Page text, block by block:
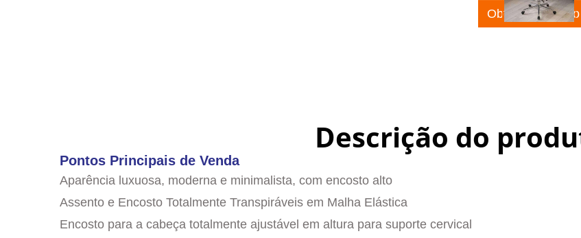
Obter orçamento
Descrição do
Pontos Principais de Venda
Aparência luxuosa, moderna e minimalista, com encosto alto
Assento e Encosto Totalmente Transpiráveis em Malha Elástica
Encosto para a cabeça totalmente ajustável em altura para suporte cervical